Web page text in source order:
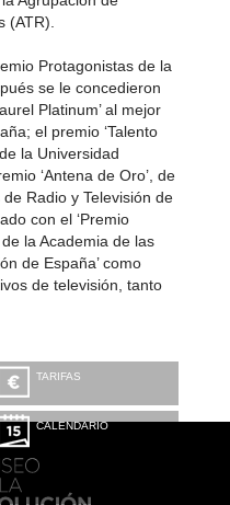
(ATR).
Protagonistas de la
se le concedieron
Platinum’ al mejor
el premio ‘Talento
la Universidad
‘Antena de Oro’, de
Radio y Televisión de
con el ‘Premio
de la Academia de las
de España’ como
de televisión, tanto
TARIFAS
CALENDARIO